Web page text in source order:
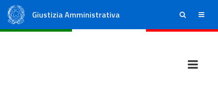
Giustizia Amministrativa ricerca menu